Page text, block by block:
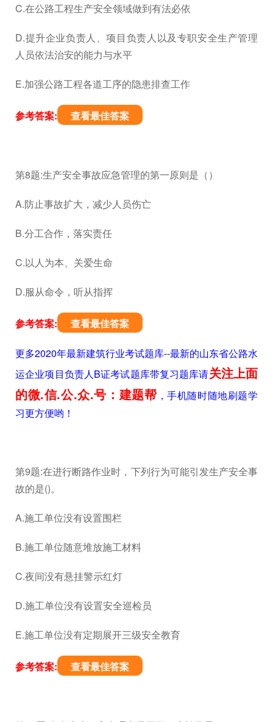
C.在公路工程生产安全领域做到有法必依
D.提升企业负责人、项目负责人以及专职安全生产管理
人员依法治安的能力与水平
E.加强公路工程各道工序的隐患排查工作
参考答案: 查看最佳答案
第8题:生产安全事故应急管理的第一原则是（）
A.防止事故扩大，减少人员伤亡
B.分工合作，落实责任
C.以人为本、关爱生命
D.服从命令，听从指挥
参考答案: 查看最佳答案
更多2020年最新建筑行业考试题库--最新的山东省公路水
运企业项目负责人B证考试题库带复习题库请关注上面
的微.信.公.众.号：建题帮 ，手机随时随地刷题学
习更方便哟！
第9题:在进行断路作业时，下列行为可能引发生产安全事
故的是()。
A.施工单位没有设置围栏
B.施工单位随意堆放施工材料
C.夜间没有悬挂警示红灯
D.施工单位没有设置安全巡检员
E.施工单位没有定期展开三级安全教育
参考答案: 查看最佳答案